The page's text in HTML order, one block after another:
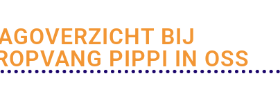
BIJ
PIPPI IN OSS